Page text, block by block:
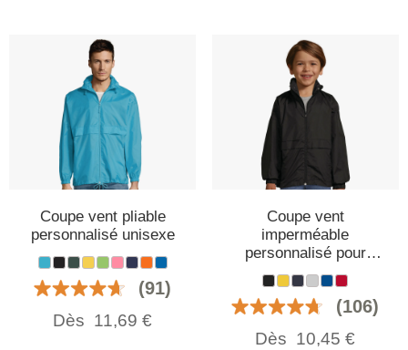
Coupe vent pliable
personnalisé unisexe
(91)
Dès 11,69 €
Coupe vent
imperméable
personnalisé pour
enfant
(106)
Dès 10,45 €